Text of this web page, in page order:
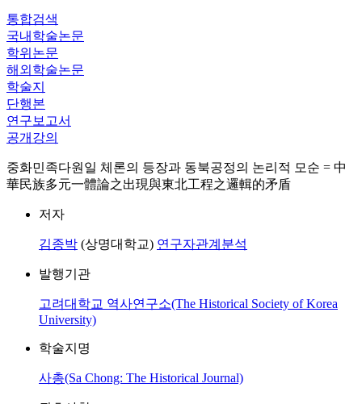
통합검색
국내학술논문
학위논문
해외학술논문
학술지
단행본
연구보고서
공개강의
중화민족다원일 체론의 등장과 동북공정의 논리적 모순 = 中
華民族多元一體論之出現與東北工程之邏輯的矛盾
저자
김종박 (상명대학교) 연구자관계분석
발행기관
고려대학교 역사연구소(The Historical Society of Korea
University)
학술지명
사총(Sa Chong: The Historical Journal)